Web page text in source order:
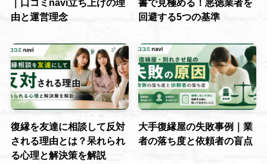
｜口コミnavi立ち上げの理
由と運営理念
書で見極める！悪徳業者を
回避する5つの基準
復縁を友達に相談して反対
される理由とは？呆れられ
る心理と解決策を解説
大手復縁屋の失敗事例｜業
者の落ち度と依頼者の盲点